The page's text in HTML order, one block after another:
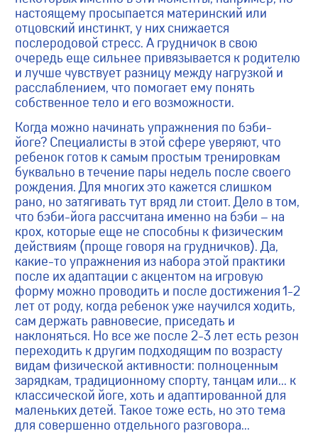
настоящему просыпается материнский или
отцовский инстинкт, у них снижается
послеродовой стресс. А грудничок в свою
очередь еще сильнее привязывается к родителю
и лучше чувствует разницу между нагрузкой и
расслаблением, что помогает ему понять
собственное тело и его возможности.
Когда можно начинать упражнения по бэби-
йоге? Специалисты в этой сфере уверяют, что
ребенок готов к самым простым тренировкам
буквально в течение пары недель после своего
рождения. Для многих это кажется слишком
рано, но затягивать тут вряд ли стоит. Дело в том,
что бэби-йога рассчитана именно на бэби – на
крох, которые еще не способны к физическим
действиям (проще говоря на грудничков). Да,
какие-то упражнения из набора этой практики
после их адаптации с акцентом на игровую
форму можно проводить и после достижения 1-2
лет от роду, когда ребенок уже научился ходить,
сам держать равновесие, приседать и
наклоняться. Но все же после 2-3 лет есть резон
переходить к другим подходящим по возрасту
видам физической активности: полноценным
зарядкам, традиционному спорту, танцам или… к
классической йоге, хоть и адаптированной для
маленьких детей. Такое тоже есть, но это тема
для совершенно отдельного разговора…